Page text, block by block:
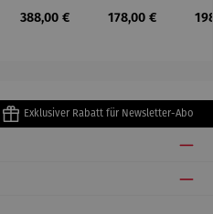
ese
Regulärer Preis:
388,00 €
Regulärer Preis:
178,00 €
Exklusiver Rabatt für Newsletter-Abo